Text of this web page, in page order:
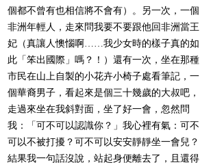
個都不曾有也相信將不會有）。另一次，一個
非洲年輕人，走來問我要不要跟他回非洲當王
妃（真讓人懊惱啊……我少女時的樣子真的如
此「笨出國際」嗎？！）還有一次，坐在那種
市民在山上自製的小花卉小椅子處看筆記，一
個華裔男子，看起來是個三十幾歲的大叔吧，
走過來坐在我斜對面，坐了好一會，忽然問
我：「可不可以認識你？」我心裡有氣：可不
可以不被打擾？可不可以安安靜靜坐一會兒？
結果我一句話沒說，站起身便離去了，且還得